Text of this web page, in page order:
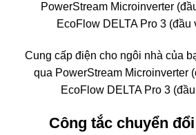
PowerStream Microinverter
EcoFlow DELTA Pro 3 (đầu
Cung cấp điện cho ngôi nhà của
qua PowerStream Microinverter
EcoFlow DELTA Pro 3
Công tắc chuyển